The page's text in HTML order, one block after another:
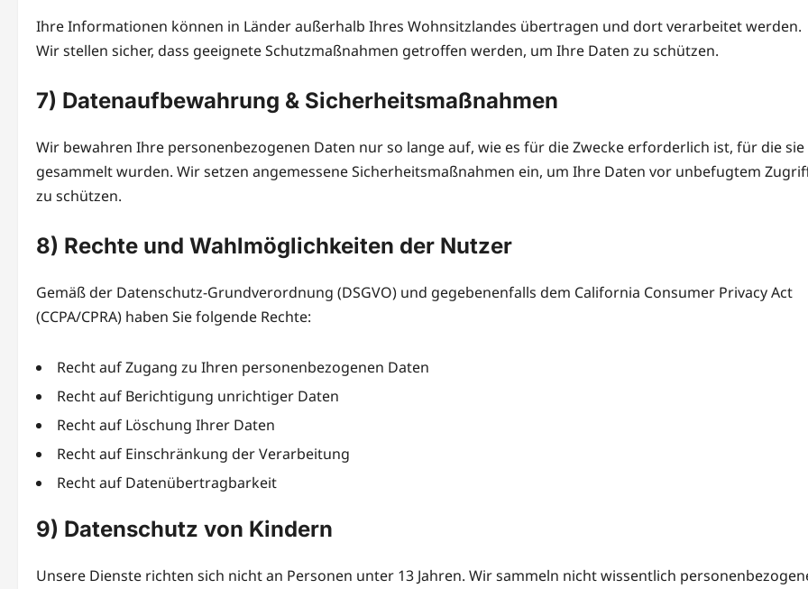
Ihre Informationen können in Länder außerhalb Ihres Wohnsitzlandes übertragen und dort verarbeitet werden.
Wir stellen sicher, dass geeignete Schutzmaßnahmen getroffen werden, um Ihre Daten zu schützen.
7) Datenaufbewahrung & Sicherheitsmaßnahmen
Wir bewahren Ihre personenbezogenen Daten nur so lange auf, wie es für die Zwecke erforderlich ist, für die sie
gesammelt wurden. Wir setzen angemessene Sicherheitsmaßnahmen ein, um Ihre Daten vor unbefugtem
zu schützen.
8) Rechte und Wahlmöglichkeiten der Nutzer
Gemäß der Datenschutz-Grundverordnung (DSGVO) und gegebenenfalls dem California Consumer Privacy Act
(CCPA/CPRA) haben Sie folgende Rechte:
Recht auf Zugang zu Ihren personenbezogenen Daten
Recht auf Berichtigung unrichtiger Daten
Recht auf Löschung Ihrer Daten
Recht auf Einschränkung der Verarbeitung
Recht auf Datenübertragbarkeit
9) Datenschutz von Kindern
Unsere Dienste richten sich nicht an Personen unter 13 Jahren. Wir sammeln nicht wissentlich